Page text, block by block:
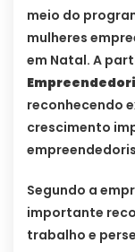
meio do
mulheres
em Natal. A
reconhecendo
crescimento
Segundo a
importante
trabalho e